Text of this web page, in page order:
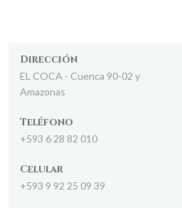
Dirección
EL COCA - Cuenca 90-02 y
Amazonas
Teléfono
+593 6 28 82 010
Celular
+593 9 92 25 09 39